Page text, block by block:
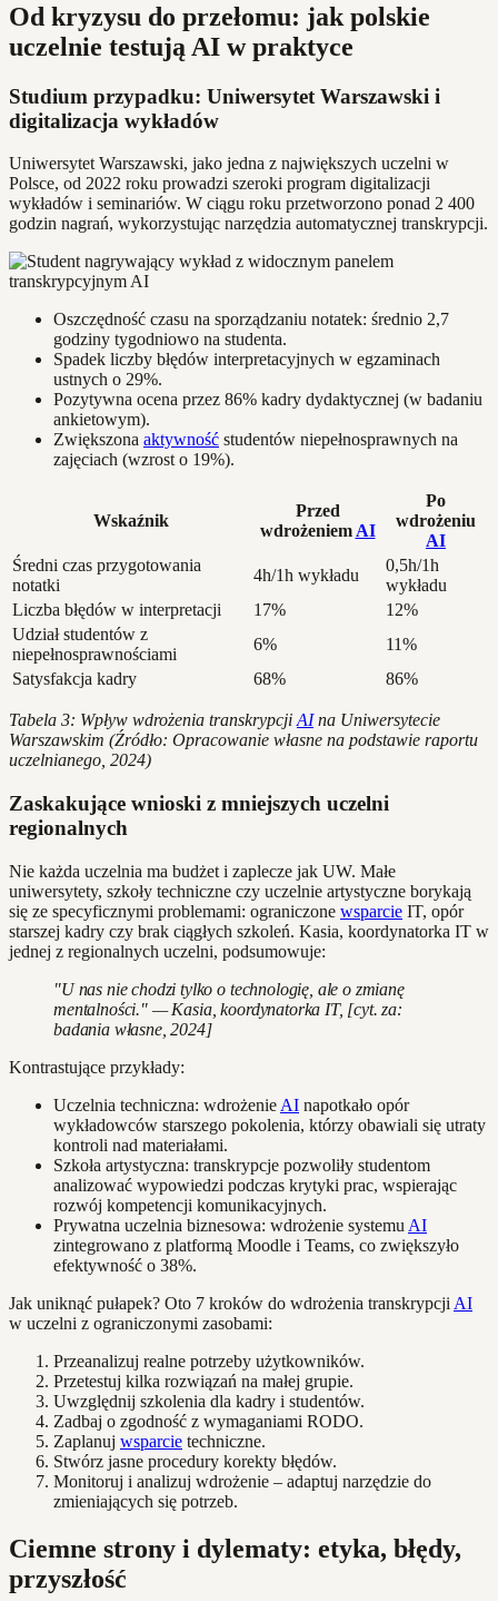
Od kryzysu do przełomu: jak polskie
uczelnie testują AI w praktyce
Studium przypadku: Uniwersytet Warszawski i
digitalizacja wykładów
Uniwersytet Warszawski, jako jedna z największych uczelni w
Polsce, od 2022 roku prowadzi szeroki program digitalizacji
wykładów i seminariów. W ciągu roku przetworzono ponad 2 400
godzin nagrań, wykorzystując narzędzia automatycznej transkrypcji.
Oszczędność czasu na sporządzaniu notatek: średnio 2,7
godziny tygodniowo na studenta.
Spadek liczby błędów interpretacyjnych w egzaminach
ustnych o 29%.
Pozytywna ocena przez 86% kadry dydaktycznej (w badaniu
ankietowym).
Zwiększona aktywność studentów niepełnosprawnych na
zajęciach (wzrost o 19%).
Wskaźnik
Przed
wdrożeniem AI
Po
wdrożeniu
AI
Średni czas przygotowania
notatki
4h/1h wykładu
0,5h/1h
wykładu
Liczba błędów w interpretacji
17%
12%
Udział studentów z
niepełnosprawnościami
6%
11%
Satysfakcja kadry
68% 86%
Tabela 3: Wpływ wdrożenia transkrypcji AIna Uniwersytecie
Warszawskim (Źródło: Opracowanie własne na podstawie raportu
uczelnianego, 2024)
Zaskakujące wnioski z mniejszych uczelni
regionalnych
Nie każda uczelnia ma budżet i zaplecze jak UW. Małe
uniwersytety, szkoły techniczne czy uczelnie artystyczne borykają
się ze specyficznymi problemami: ograniczone wsparcie IT, opór
starszej kadry czy brak ciągłych szkoleń. Kasia, koordynatorka IT w
jednej z regionalnych uczelni, podsumowuje:
"U nas nie chodzi tylko o technologię, ale o zmianę
mentalności." — Kasia, koordynatorka IT, [cyt. za:
badania własne, 2024]
Kontrastujące przykłady:
Uczelnia techniczna: wdrożenie AI napotkało opór
wykładowców starszego pokolenia, którzy obawiali się utraty
kontroli nad materiałami.
Szkoła artystyczna: transkrypcje pozwoliły studentom
analizować wypowiedzi podczas krytyki prac, wspierając
rozwój kompetencji komunikacyjnych.
Prywatna uczelnia biznesowa: wdrożenie systemu AI
zintegrowano z platformą Moodle i Teams, co zwiększyło
efektywność o 38%.
Jak uniknąć pułapek? Oto 7 kroków do wdrożenia transkrypcji AI
w uczelni z ograniczonymi zasobami:
Przeanalizuj realne potrzeby użytkowników.
Przetestuj kilka rozwiązań na małej grupie.
Uwzględnij szkolenia dla kadry i studentów.
Zadbaj o zgodność z wymaganiami RODO.
Zaplanuj wsparcie techniczne.
Stwórz jasne procedury korekty błędów.
Monitoruj i analizuj wdrożenie – adaptuj narzędzie do
zmieniających się potrzeb.
Ciemne strony i dylematy: etyka, błędy,
przyszłość